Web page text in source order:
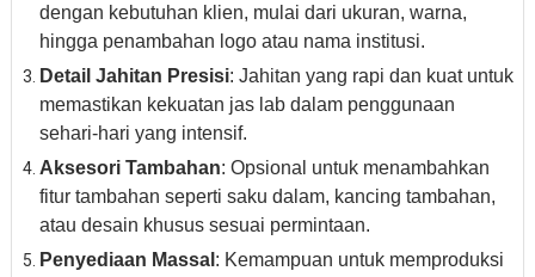
dengan kebutuhan klien, mulai dari ukuran, warna,
hingga penambahan logo atau nama institusi.
Detail Jahitan Presisi: Jahitan yang rapi dan kuat untuk
memastikan kekuatan jas lab dalam penggunaan
sehari-hari yang intensif.
Aksesori Tambahan: Opsional untuk menambahkan
fitur tambahan seperti saku dalam, kancing tambahan,
atau desain khusus sesuai permintaan.
Penyediaan Massal : Kemampuan untuk memproduksi